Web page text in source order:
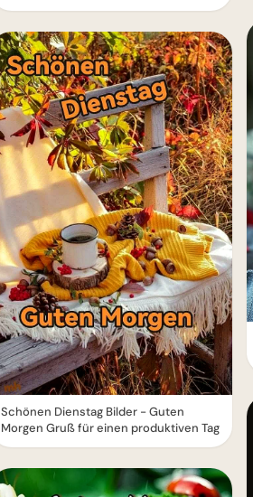
Schönen Dienstag Bilder - Guten
Morgen Gruß für einen produktiven Tag